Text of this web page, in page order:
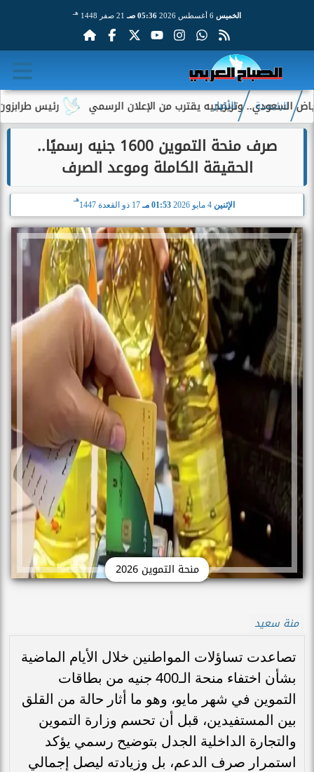
الخميس 05:36 صـ 21 صفر 1448 هـ
رئيس طرابزون سبور وتريزيجيه يقترب من الإعلان الرسمي
الرئيسية الأخبار
صرف منحة التموين 1600 جنيه رسميًا..
الحقيقة الكاملة وموعد الصرف
الإثنين 01:53 مـ 17 ذو القعدة 1447
هـ
منحة التموين 2026
منة سعيد
تصاعدت تساؤلات المواطنين خلال الأيام الماضية
بشأن اختفاء منحة الـ400 جنيه من بطاقات
التموين في شهر مايو، وهو ما أثار حالة من القلق
بين المستفيدين، قبل أن تحسم وزارة التموين
والتجارة الداخلية الجدل بتوضيح رسمي يؤكد
استمرار صرف الدعم، بل وزيادته ليصل إجمالي